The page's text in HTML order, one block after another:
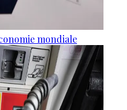
mondiale